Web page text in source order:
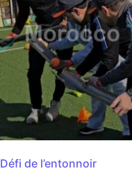
Défi de l’entonnoir